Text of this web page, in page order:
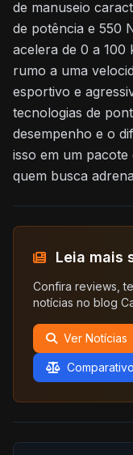
de manuseio
de potência e 550
acelera de 0 a 100
rumo a uma
esportivo e
tecnologias de
desempenho e o
isso em um
quem busca
Leia mais
Confira reviews,
notícias no blog
Ver Notícias